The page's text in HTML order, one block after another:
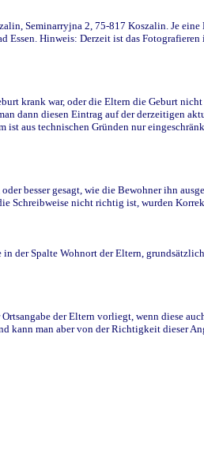
Seminarryjna 2, 75-817 Koszalin. Je
Hinweis: Derzeit ist das Fotografieren
krank war, oder die Eltern die Geburt
dann diesen Eintrag auf der derzeitigen
aus technischen Gründen nur
besser gesagt, wie die Bewohner ihn
Schreibweise nicht richtig ist, wurden
der Spalte Wohnort der Eltern, grundsätzlich
der Eltern vorliegt, wenn diese
kann man aber von der Richtigkeit dieser